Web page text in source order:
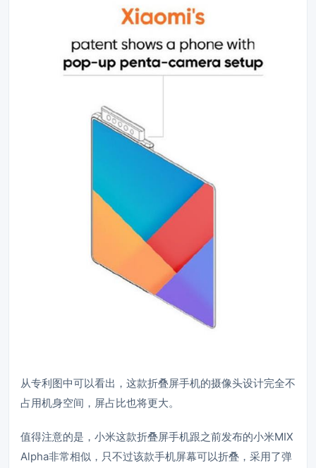
从专利图中可以看出，这款折叠屏手机的摄像头设计完全不
占用机身空间，屏占比也将更大。
值得注意的是，小米这款折叠屏手机跟之前发布的小米MIX
Alpha非常相似，只不过该款手机屏幕可以折叠，采用了弹